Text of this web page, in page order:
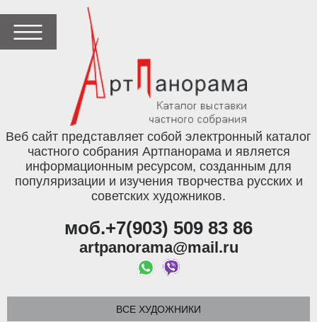
Веб сайт представляет собой электронный каталог
частного собрания Артпанорама и является
информационным ресурсом, созданным для
популяризации и изучения творчества русских и
советских художников.
моб.+7(903) 509 83 86
artpanorama@mail.ru
ВСЕ ХУДОЖНИКИ